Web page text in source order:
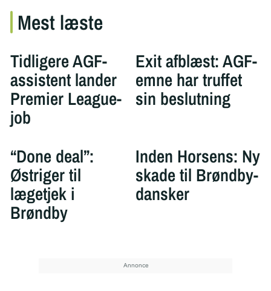
Mest læste
Tidligere AGF-
assistent lander
Premier League-
job
Exit afblæst: AGF-
emne har truffet
sin beslutning
“Done deal”:
Østriger til
lægetjek i
Brøndby
Inden Horsens: Ny
skade til Brøndby-
dansker